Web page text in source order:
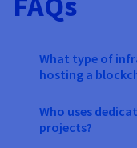
What type of
hosting a
Who uses
projects?